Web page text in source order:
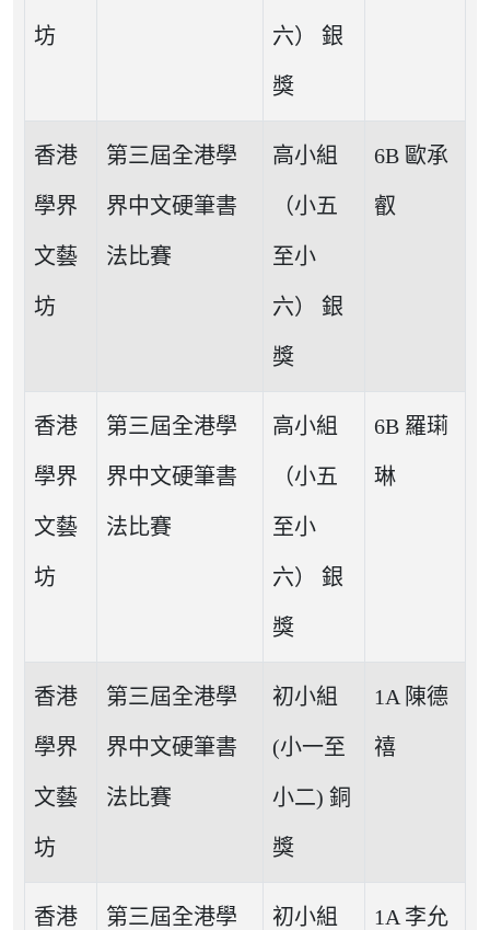
坊 六） 銀
獎
香港
學界
文藝
坊
第三屆全港學
界中文硬筆書
法比賽
高小組
（小五
至小
六） 銀
獎
6B 歐承
叡
香港
學界
文藝
坊
第三屆全港學
界中文硬筆書
法比賽
高小組
（小五
至小
六） 銀
獎
6B 羅㻳
琳
香港
學界
文藝
坊
第三屆全港學
界中文硬筆書
法比賽
初小組
(小一至
小二) 銅
獎
1A 陳德
禧
香港 第三屆全港學 初小組 1A 李允